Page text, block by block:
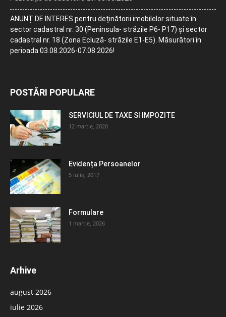
ANUNȚ DE INTERES pentru deținătorii imobilelor situate în
sector cadastral nr. 30 (Peninsula- străzile P6- P17) și sector
cadastral nr. 18 (Zona Ecluză- străzile E1-E5). Măsurători în
perioada 03.08.2026-07.08.2026!
POSTĂRI POPULARE
SERVICIUL DE TAXE SI IMPOZITE
12 martie, 2020
Evidența Persoanelor
5 iulie, 2017
Formulare
1 martie, 2026
Arhive
august 2026
iulie 2026